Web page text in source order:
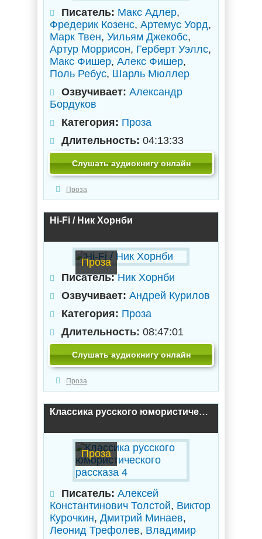
Писатель: Макс Адлер,
Фредерик Козенс, Артемус Уорд,
Марк Твен, Уильям Джекобс,
Артур Моррисон, Герберт Уэллс,
Макс Фишер, Алекс Фишер,
Поль Ребус, Шарль Мюллер
Озвучивает: Александр
Бордуков
Категория: Проза
Длительность: 04:13:33
Слушать аудиокнигу онлайн
Проза
Hi-Fi / Ник Хорнби
Проза
Писатель: Ник Хорнби
Озвучивает: Андрей Курилов
Категория: Проза
Длительность: 08:47:01
Слушать аудиокнигу онлайн
Проза
Классика русского юмористического рассказа 4
Проза
Писатель: Алексей
Константинович Толстой, Виктор
Курочкин, Дмитрий Минаев,
Леонид Трефолев, Владимир